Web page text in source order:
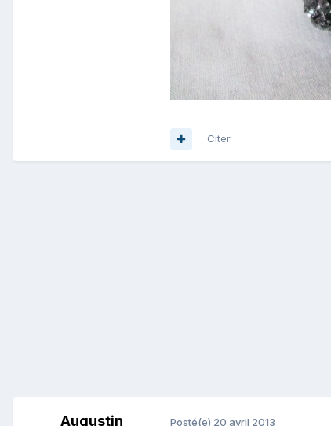
Citer
Augustin Posté(e) 20 avril 2013